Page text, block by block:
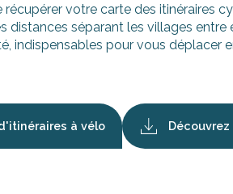
votre carte des itinéraires
séparant les villages entre
indispensables pour vous déplacer
à vélo